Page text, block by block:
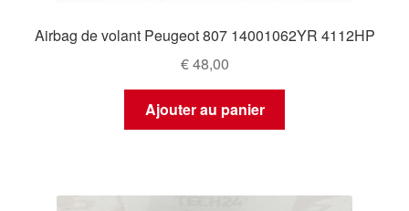
Airbag de volant Peugeot 807 14001062YR 4112HP
€48,00
Ajouter au panier